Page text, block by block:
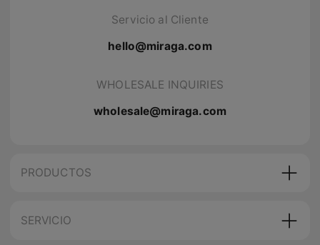
Servicio al Cliente
hello@miraga.com
WHOLESALE INQUIRIES
wholesale@miraga.com
PRODUCTOS
SERVICIO